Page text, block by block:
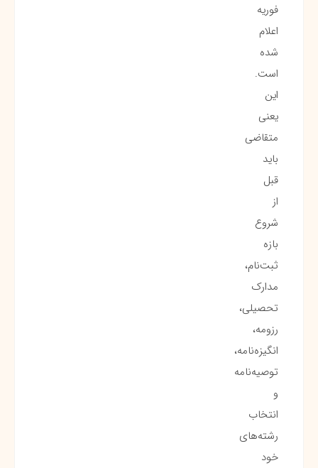
فوریه
اعلام
شده
است.
این
یعنی
متقاضی
باید
قبل
از
شروع
بازه
ثبت‌نام،
مدارک
تحصیلی،
رزومه،
انگیزه‌نامه،
توصیه‌نامه
و
انتخاب
رشته‌های
خود